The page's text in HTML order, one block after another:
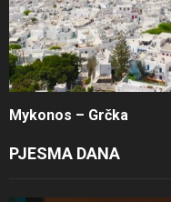
Mykonos – Grčka
PJESMA DANA